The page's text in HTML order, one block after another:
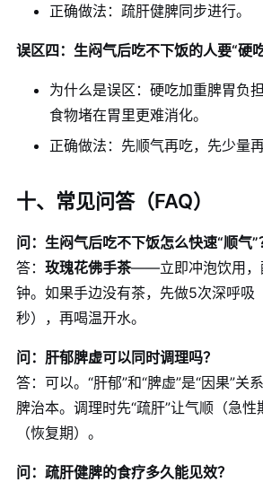
正确做法：疏肝健脾同步进行。
误区四：生闷气后吃不下饭的人要“硬
为什么是误区：硬吃加重脾胃负
食物堵在胃里更难消化。
正确做法：先顺气再吃，先少量再
十、常见问答（FAQ）
问：生闷气后吃不下饭怎么快速“顺气”
答： 玫瑰花佛手茶——立即冲泡饮用，
钟。如果手边没有茶，先做5次深呼吸
秒），再喝温开水。
问：肝郁脾虚可以同时调理吗？
答：可以。“肝郁”和“脾虚”是“因果”
脾治本。调理时先“疏肝”让气顺（急性
（恢复期）。
问：疏肝健脾的食疗多久能见效？